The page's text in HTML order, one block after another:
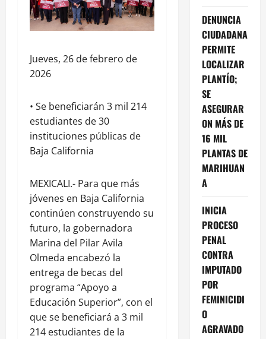
Jueves, 26 de febrero de
2026
• Se beneficiarán 3 mil 214
estudiantes de 30
instituciones públicas de
Baja California
MEXICALI.- Para que más
jóvenes en Baja California
continúen construyendo su
futuro, la gobernadora
Marina del Pilar Avila
Olmeda encabezó la
entrega de becas del
programa “Apoyo a
Educación Superior”, con el
que se beneficiará a 3 mil
214 estudiantes de la
DENUNCIA
CIUDADANA
PERMITE
LOCALIZAR
PLANTÍO;
SE
ASEGURAR
ON MÁS DE
16 MIL
PLANTAS DE
MARIHUAN
A
INICIA
PROCESO
PENAL
CONTRA
IMPUTADO
POR
FEMINICIDI
O
AGRAVADO